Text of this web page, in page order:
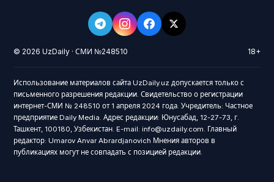
© 2026 UzDaily · СМИ №248510 18+
Использование материалов сайта UzDaily.uz допускается только с
письменного разрешения редакции. Свидетельство о регистрации
интернет-СМИ № 248510 от 1 апреля 2024 года. Учредитель: Частное
предприятие Daily Media. Адрес редакции: Юнусабад, 12-27-73, г.
Ташкент, 100180, Узбекистан. E-mail: info@uzdaily.com. Главный
редактор: Umarov Anvar Abrardjanovich Мнения авторов в
публикациях могут не совпадать с позицией редакции.